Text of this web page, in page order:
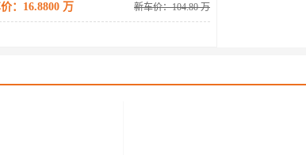
：16.8800 万
新车价：104.80 万